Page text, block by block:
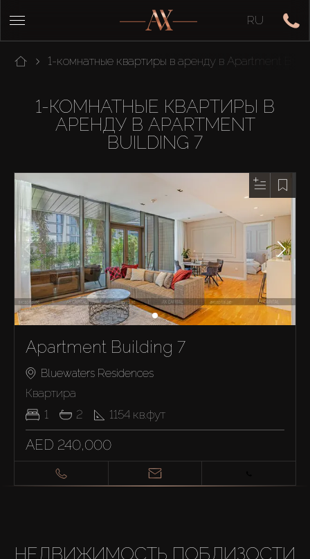
RU
1-комнатные квартиры в аренду в Apartment
1-КОМНАТНЫЕ КВАРТИРЫ В
АРЕНДУ В APARTMENT
BUILDING 7
Apartment Building 7
Bluewaters Residences
Квартира
1
2 1154 кв.фут
AED 240,000
НЕДВИЖИМОСТЬ ПОБЛИЗОСТИ